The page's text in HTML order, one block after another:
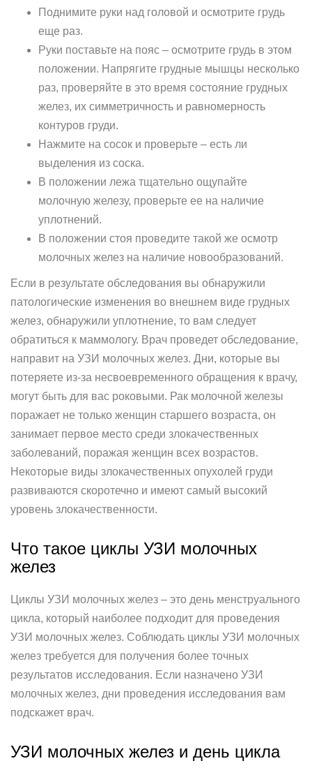
Поднимите руки над головой и осмотрите грудь
еще раз.
Руки поставьте на пояс – осмотрите грудь в этом
положении. Напрягите грудные мышцы несколько
раз, проверяйте в это время состояние грудных
желез, их симметричность и равномерность
контуров груди.
Нажмите на сосок и проверьте – есть ли
выделения из соска.
В положении лежа тщательно ощупайте
молочную железу, проверьте ее на наличие
уплотнений.
В положении стоя проведите такой же осмотр
молочных желез на наличие новообразований.
Если в результате обследования вы обнаружили
патологические изменения во внешнем виде грудных
желез, обнаружили уплотнение, то вам следует
обратиться к маммологу. Врач проведет обследование,
направит на УЗИ молочных желез. Дни, которые вы
потеряете из-за несвоевременного обращения к врачу,
могут быть для вас роковыми. Рак молочной железы
поражает не только женщин старшего возраста, он
занимает первое место среди злокачественных
заболеваний, поражая женщин всех возрастов.
Некоторые виды злокачественных опухолей груди
развиваются скоротечно и имеют самый высокий
уровень злокачественности.
Что такое циклы УЗИ молочных
желез
Циклы УЗИ молочных желез – это день менструального
цикла, который наиболее подходит для проведения
УЗИ молочных желез. Соблюдать циклы УЗИ молочных
желез требуется для получения более точных
результатов исследования. Если назначено УЗИ
молочных желез, дни проведения исследования вам
подскажет врач.
УЗИ молочных желез и день цикла